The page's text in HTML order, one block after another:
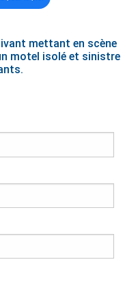
mettant en scène
motel isolé et sinistre